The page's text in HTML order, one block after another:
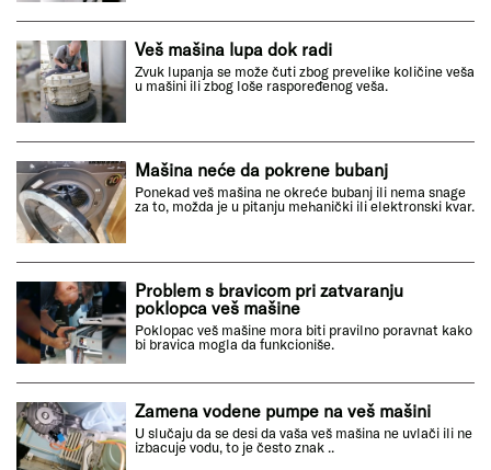
Veš mašina lupa dok radi
Zvuk lupanja se može čuti zbog prevelike količine veša
u mašini ili zbog loše raspoređenog veša.
Mašina neće da pokrene bubanj
Ponekad veš mašina ne okreće bubanj ili nema snage
za to, možda je u pitanju mehanički ili elektronski kvar.
Problem s bravicom pri zatvaranju
poklopca veš mašine
Poklopac veš mašine mora biti pravilno poravnat kako
bi bravica mogla da funkcioniše.
Zamena vodene pumpe na veš mašini
U slučaju da se desi da vaša veš mašina ne uvlači ili ne
izbacuje vodu, to je često znak ..